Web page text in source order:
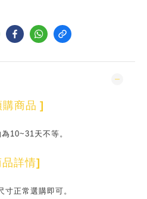
購商品 ]
10~31天不等。
品詳情]
寸正常選購即可。